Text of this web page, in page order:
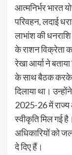
आत्मनिर्भर भारत
परिवहन, लदाई
लाभांश की
के राशन विक्रेता
रेखा आर्या ने
के साथ बैठक करके
दिलाया था।
2025-26 में
स्वीकृति मिल गई
अधिकारियों को
दे दिए हैं।